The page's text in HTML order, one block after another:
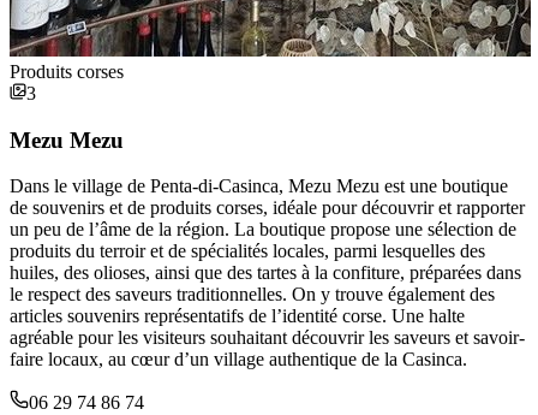
Produits corses
3
Mezu Mezu
Dans le village de Penta-di-Casinca, Mezu Mezu est une boutique
de souvenirs et de produits corses, idéale pour découvrir et rapporter
un peu de l’âme de la région. La boutique propose une sélection de
produits du terroir et de spécialités locales, parmi lesquelles des
huiles, des olioses, ainsi que des tartes à la confiture, préparées dans
le respect des saveurs traditionnelles. On y trouve également des
articles souvenirs représentatifs de l’identité corse. Une halte
agréable pour les visiteurs souhaitant découvrir les saveurs et savoir-
faire locaux, au cœur d’un village authentique de la Casinca.
06 29 74 86 74